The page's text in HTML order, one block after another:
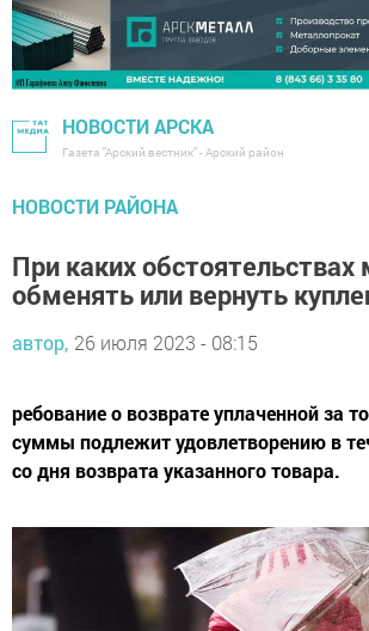
НОВОСТИ АРСКА
Газета "Арский вестник" - Арский район
НОВОСТИ РАЙОНА
При каких
обменять или вернуть
автор, 26 июля 2023 - 08:15
ребование о возврате уплаченной за
суммы подлежит удовлетворению в
со дня возврата указанного товара.